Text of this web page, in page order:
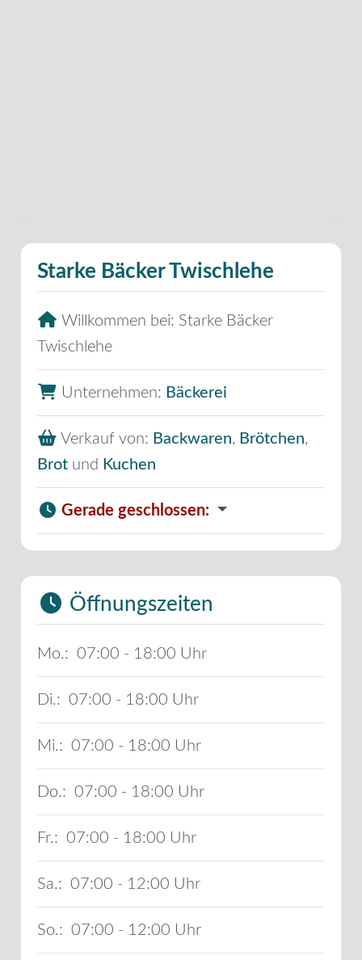
Starke Bäcker Twischlehe
Willkommen bei: Starke Bäcker
Twischlehe
Unternehmen: Bäckerei
Verkauf von: Backwaren, Brötchen,
Brot und Kuchen
Gerade geschlossen:
Öffnungszeiten
Mo.: 07:00 - 18:00
Di.: 07:00 - 18:00
Mi.: 07:00 - 18:00
Do.: 07:00 - 18:00
Fr.: 07:00 - 18:00
Sa.: 07:00 - 12:00
So.: 07:00 - 12:00